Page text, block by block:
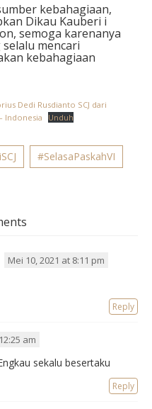
kebahagiaan,
Dikau Kauberi i
semoga karenanya
mencari
kebahagiaan
Dedi Rusdianto SCJ dari
Indonesia
Unduh
#SelasaPaskahVI
Mei 10, 2021 at 8:11 pm
Reply
am
sekalu besertaku
Reply